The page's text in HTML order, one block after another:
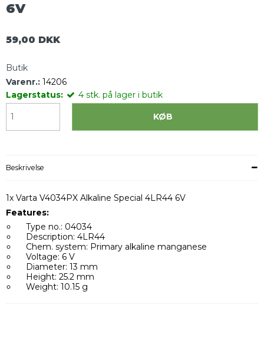
6V
59,00 DKK
Butik
Varenr.: 14206
Lagerstatus:
4 stk. på lager i butik
KØB
Beskrivelse
1x Varta V4034PX Alkaline Special 4LR44 6V
Features:
Type no.: 04034
Description: 4LR44
Chem. system: Primary alkaline manganese
Voltage: 6 V
Diameter: 13 mm
Height: 25.2 mm
Weight: 10.15 g